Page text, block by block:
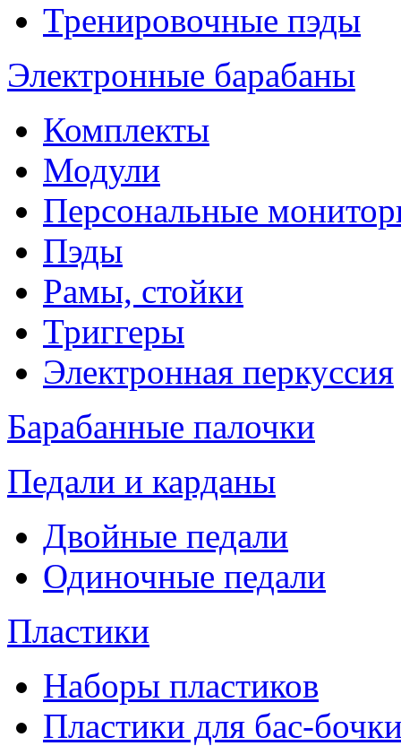
Тренировочные пэды
Электронные барабаны
Комплекты
Модули
Персональные
Пэды
Рамы, стойки
Триггеры
Электронная перкуссия
Барабанные палочки
Педали и карданы
Двойные педали
Одиночные педали
Пластики
Наборы пластиков
Пластики для бас-